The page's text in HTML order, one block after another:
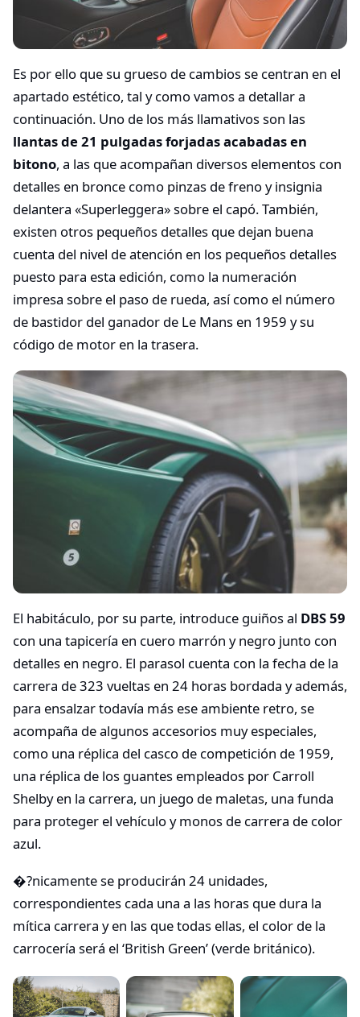
Es por ello que su grueso de cambios se centran en el
apartado estético, tal y como vamos a detallar a
continuación. Uno de los más llamativos son las
llantas de 21 pulgadas forjadas acabadas en
bitono, a las que acompañan diversos elementos con
detalles en bronce como pinzas de freno y insignia
delantera «Superleggera» sobre el capó. También,
existen otros pequeños detalles que dejan buena
cuenta del nivel de atención en los pequeños detalles
puesto para esta edición, como la numeración
impresa sobre el paso de rueda, así como el número
de bastidor del ganador de Le Mans en 1959 y su
código de motor en la trasera.
El habitáculo, por su parte, introduce guiños al DBS 59
con una tapicería en cuero marrón y negro junto con
detalles en negro. El parasol cuenta con la fecha de la
carrera de 323 vueltas en 24 horas bordada y además,
para ensalzar todavía más ese ambiente retro, se
acompaña de algunos accesorios muy especiales,
como una réplica del casco de competición de 1959,
una réplica de los guantes empleados por Carroll
Shelby en la carrera, un juego de maletas, una funda
para proteger el vehículo y monos de carrera de color
azul.
�?nicamente se producirán 24 unidades,
correspondientes cada una a las horas que dura la
mítica carrera y en las que todas ellas, el color de la
carrocería será el ‘British Green’ (verde británico).